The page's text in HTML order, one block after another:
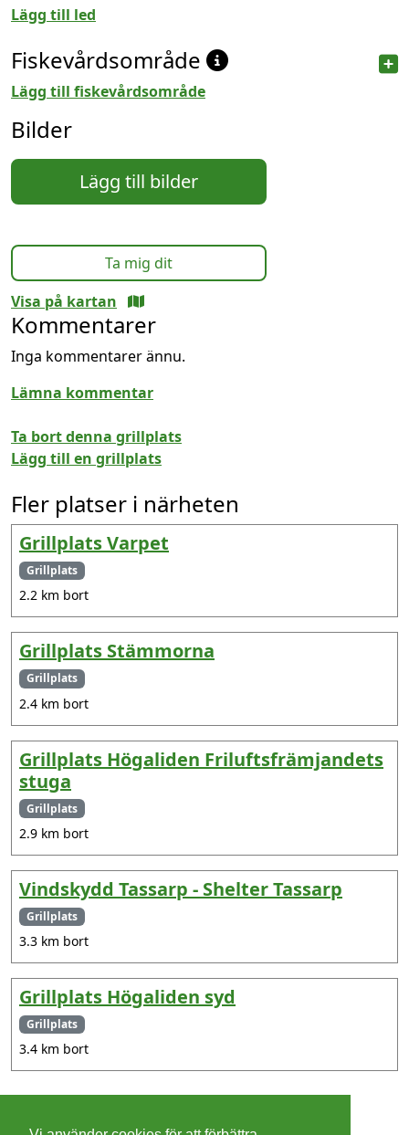
Lägg till led
Fiskevårdsområde
Lägg till fiskevårdsområde
Bilder
Lägg till bilder
Ta mig dit
Visa på kartan
Kommentarer
Inga kommentarer ännu.
Lämna kommentar
Ta bort denna grillplats
Lägg till en grillplats
Fler platser i närheten
Grillplats Varpet
Grillplats
2.2 km bort
Grillplats Stämmorna
Grillplats
2.4 km bort
Grillplats Högaliden Friluftsfrämjandets
stuga
Grillplats
2.9 km bort
Vindskydd Tassarp - Shelter Tassarp
Grillplats
3.3 km bort
Grillplats Högaliden syd
Grillplats
3.4 km bort